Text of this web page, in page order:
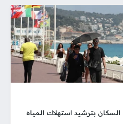
بترشيد استهلاك المياه